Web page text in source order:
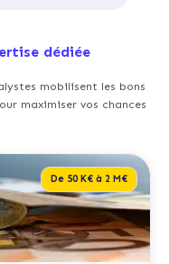
dédiée
mobilisent les bons
maximiser vos chances
De 50 K€ à 2 M€